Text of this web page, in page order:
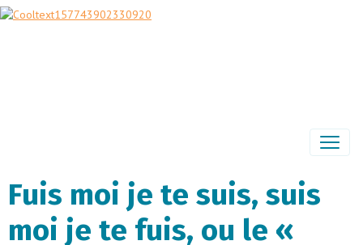
Fuis moi je te suis, suis
moi je te fuis, ou le «